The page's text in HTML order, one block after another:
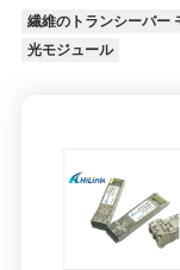
繊維のトランシーバー
光モジュール